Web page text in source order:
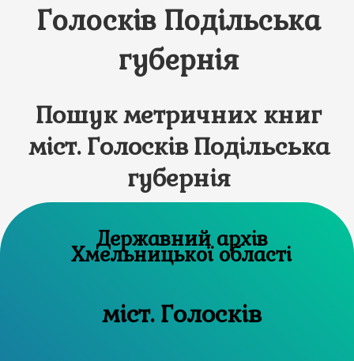
Голосків Подільська
губернія
Пошук метричних книг
міст. Голосків Подільська
губернія
Державний архів
Хмельницької області
міст. Голосків